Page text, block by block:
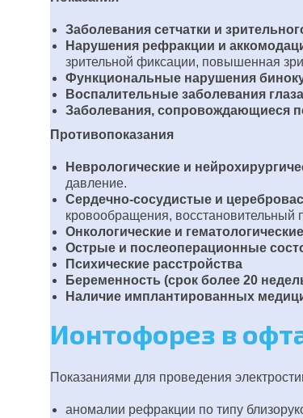
Заболевания сетчатки и
Нарушения рефракции и
зрительной фиксации, повышенная
Функциональные нарушения
Воспалительные заболевания
Заболевания, сопровождающиеся
Противопоказания
Неврологические и
давление.
Сердечно-сосудистые и
кровообращения, восстановительный
Онкологические и
Острые и послеоперационные
Психические расстройства
Беременность (срок более 20
Наличие имплантированных
Ионтофорез в
Показаниями для проведения
аномалии рефракции по типу